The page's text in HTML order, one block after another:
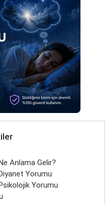
Anlama Gelir?
Yorumu
Yorumu